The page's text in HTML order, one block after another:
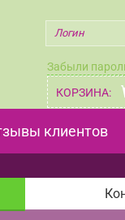
Забыли
КОРЗИНА:
клиентов